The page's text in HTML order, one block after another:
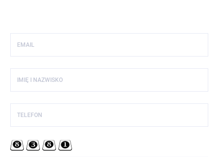
EMAIL
IMIĘ I NAZWISKO
TELEFON